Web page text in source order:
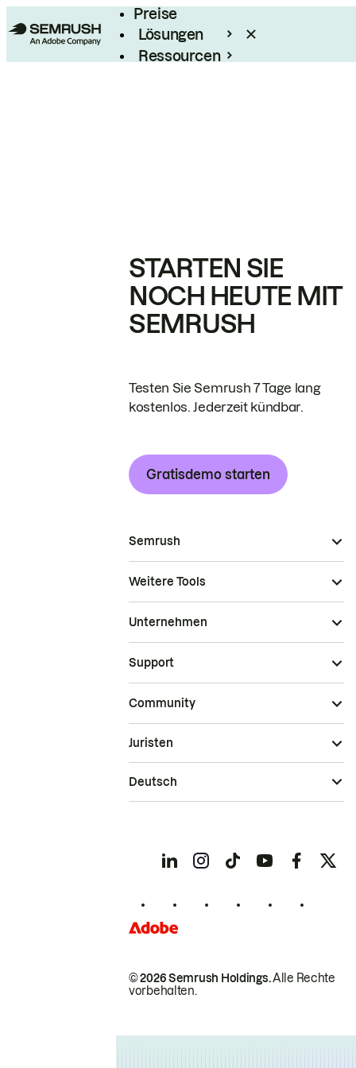
Preise
Lösungen
Ressourcen
STARTEN SIE
NOCH HEUTE MIT
SEMRUSH
Testen Sie Semrush 7 Tage lang
kostenlos. Jederzeit kündbar.
Gratisdemo starten
Semrush
Weitere Tools
Unternehmen
Support
Community
© 2026 Semrush Holdings.Alle Rechte
vorbehalten.
Juristen
Deutsch